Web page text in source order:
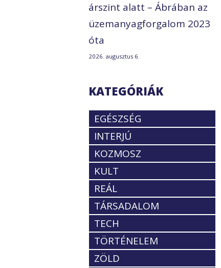
árszint alatt – Ábrában az
üzemanyagforgalom 2023
óta
2026. augusztus 6.
KATEGÓRIÁK
EGÉSZSÉG
INTERJÚ
KOZMOSZ
KULT
REÁL
TÁRSADALOM
TECH
TÖRTÉNELEM
ZÖLD